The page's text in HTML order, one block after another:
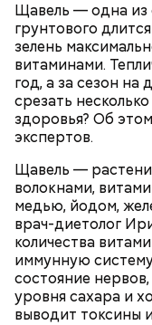
Щавель — одна из
грунтового
зелень
витаминами.
год, а за сезон
срезать
здоровья? Об
экспертов.
Щавель —
волокнами,
медью, йодом,
врач-диетолог
количества
иммунную
состояние
уровня сахара и
выводит токсины
ЗДОРОВЬЕ
ПРОДУКТЫ